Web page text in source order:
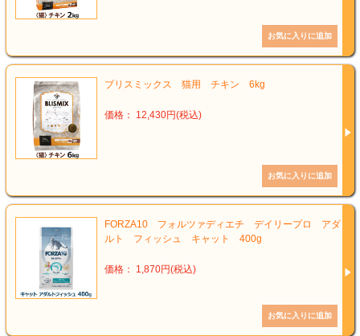
ブリスミックス 猫用 チキン 6kg
価格： 12,430円(税込)
FORZA10 フォルツァディエチ デイリープロ アダ
ルト フィッシュ キャット 400g
価格： 1,870円(税込)